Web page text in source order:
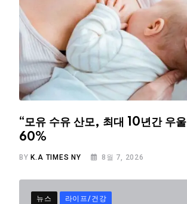
“모유 수유 산모, 최대 10년간 우
60%
BY K.A TIMES NY 8월 7, 2026
뉴스 라이프/건강